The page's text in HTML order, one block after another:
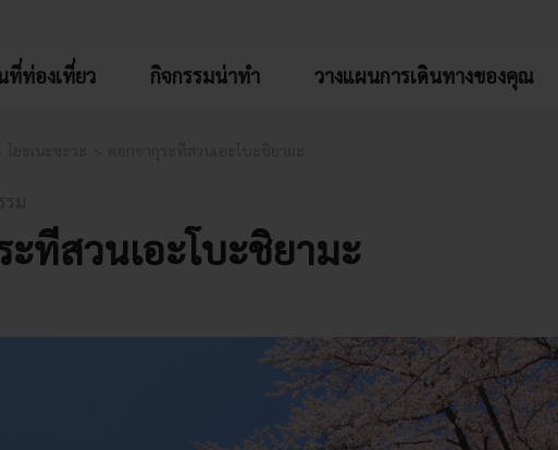
ที่ท่องเที่ยว กิจกรรมน่าทำ วางแผนการเดินทางของคุณ
ที่สวนเอะโบะชิยามะ